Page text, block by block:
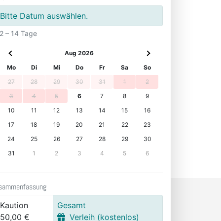
Bitte Datum auswählen.
2 – 14 Tage
Aug 2026
Mo
Di Mi Do Fr Sa
So
27
28 29 30 31 1
2
3
4 5 6 7 8
9
10
11 12 13 14 15
16
17
18 19 20 21 22
23
24
25 26 27 28 29
30
31
1 2 3 4 5 6
Kaution
50,00 €
Gesamt
Verleih (kostenlos)